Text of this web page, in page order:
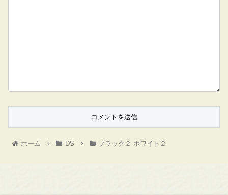
ホーム DS ブラック２ ホワイト２